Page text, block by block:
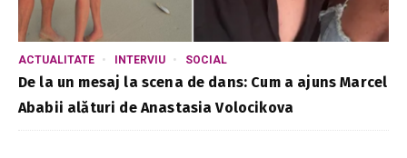
ACTUALITATE INTERVIU SOCIAL
De la un mesaj la scena de dans: Cum a ajuns Marcel
Ababii alături de Anastasia Volocikova